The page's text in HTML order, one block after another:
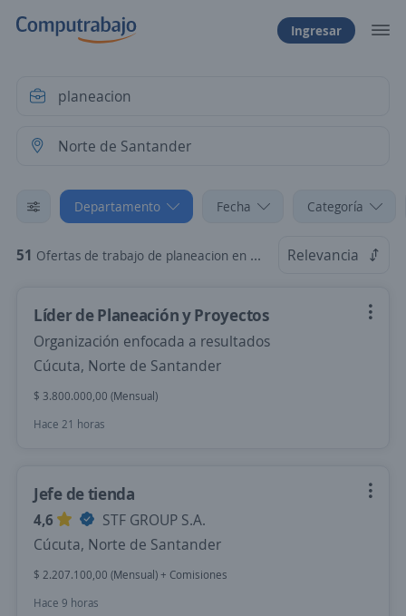
Ingresar
Departamento Fecha Categoría
51 Ofertas de trabajo de planeacion en Norte de Santander Relevancia
Líder de Planeación y Proyectos
Organización enfocada a resultados
Cúcuta, Norte de Santander
$ 3.800.000,00 (Mensual)
Hace 21 horas
Jefe de tienda
4,6
STF GROUP S.A.
Cúcuta, Norte de Santander
$ 2.207.100,00 (Mensual) + Comisiones
Hace 9 horas